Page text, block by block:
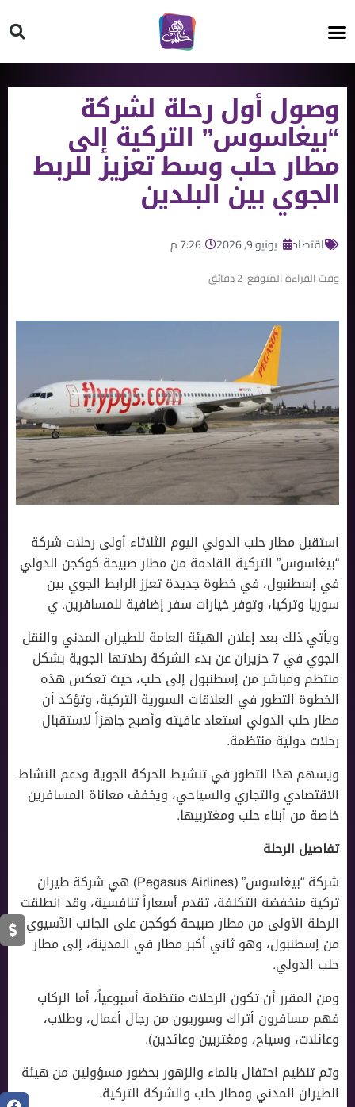
وصول أول رحلة لشركة
“بيغاسوس” التركية إلى
مطار حلب وسط تعزيز للربط
الجوي بين البلدين
اقتصاد يونيو 9, 2026 7:26 م
وقت القراءة المتوقع:2دقائق
استقبل مطار حلب الدولي اليوم الثلاثاء أولى رحلات شركة
“بيغاسوس” التركية القادمة من مطار صبيحة كوكجن الدولي
في إسطنبول، في خطوة جديدة تعزز الرابط الجوي بين
سوريا وتركيا، وتوفر خيارات سفر إضافية للمسافرين. ي
ويأتي ذلك بعد إعلان الهيئة العامة للطيران المدني والنقل
الجوي في 7 حزيران عن بدء الشركة رحلاتها الجوية بشكل
منتظم ومباشر من إسطنبول إلى حلب، حيث تعكس هذه
الخطوة التطور في العلاقات السورية التركية، وتؤكد أن
مطار حلب الدولي استعاد عافيته وأصبح جاهزاً لاستقبال
رحلات دولية منتظمة.
ويسهم هذا التطور في تنشيط الحركة الجوية ودعم النشاط
الاقتصادي والتجاري والسياحي، ويخفف معاناة المسافرين
خاصة من أبناء حلب ومغتربيها.
تفاصيل الرحلة
شركة “بيغاسوس” (Pegasus Airlines) هي شركة طيران
تركية منخفضة التكلفة، تقدم أسعاراً تنافسية، وقد انطلقت
الرحلة الأولى من مطار صبيحة كوكجن على الجانب الآسيوي
من إسطنبول، وهو ثاني أكبر مطار في المدينة، إلى مطار
حلب الدولي.
ومن المقرر أن تكون الرحلات منتظمة أسبوعياً، أما الركاب
فهم مسافرون أتراك وسوريون من رجال أعمال، وطلاب،
وعائلات، وسياح، ومغتربين وعائدين).
وتم تنظيم احتفال بالماء والزهور بحضور مسؤولين من هيئة
الطيران المدني ومطار حلب والشركة التركية.